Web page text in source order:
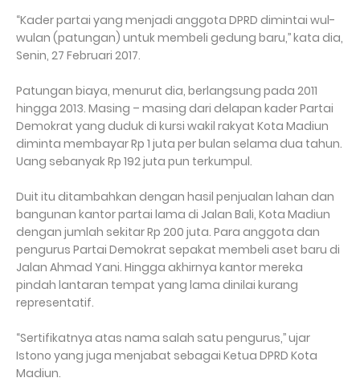
“Kader partai yang menjadi anggota DPRD dimintai wul-
wulan (patungan) untuk membeli gedung baru,’’ kata dia,
Senin, 27 Februari 2017.
Patungan biaya, menurut dia, berlangsung pada 2011
hingga 2013. Masing – masing dari delapan kader Partai
Demokrat yang duduk di kursi wakil rakyat Kota Madiun
diminta membayar Rp 1 juta per bulan selama dua tahun.
Uang sebanyak Rp 192 juta pun terkumpul.
Duit itu ditambahkan dengan hasil penjualan lahan dan
bangunan kantor partai lama di Jalan Bali, Kota Madiun
dengan jumlah sekitar Rp 200 juta. Para anggota dan
pengurus Partai Demokrat sepakat membeli aset baru di
Jalan Ahmad Yani. Hingga akhirnya kantor mereka
pindah lantaran tempat yang lama dinilai kurang
representatif.
“Sertifikatnya atas nama salah satu pengurus,’’ ujar
Istono yang juga menjabat sebagai Ketua DPRD Kota
Madiun.